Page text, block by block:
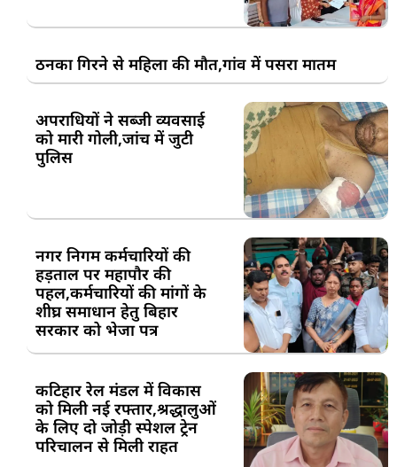
ठनका गिरने से महिला की मौत,गांव में पसरा मातम
अपराधियों ने सब्जी व्यवसाई
को मारी गोली,जांच में जुटी
पुलिस
नगर निगम कर्मचारियों की
हड़ताल पर महापौर की
पहल,कर्मचारियों की मांगों के
शीघ्र समाधान हेतु बिहार
सरकार को भेजा पत्र
कटिहार रेल मंडल में विकास
को मिली नई रफ्तार,श्रद्धालुओं
के लिए दो जोड़ी स्पेशल ट्रेन
परिचालन से मिली राहत